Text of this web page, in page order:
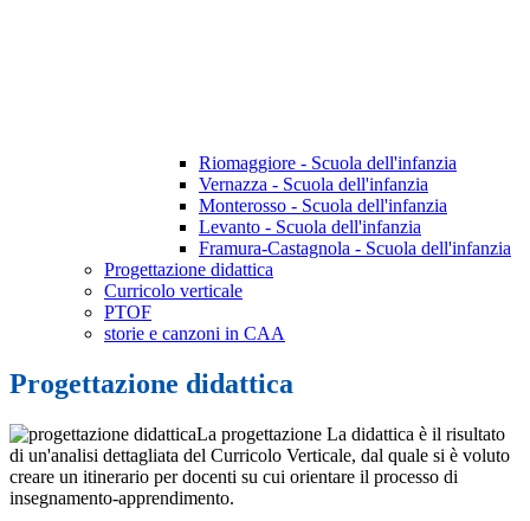
Riomaggiore - Scuola dell'infanzia
Vernazza - Scuola dell'infanzia
Monterosso - Scuola dell'infanzia
Levanto - Scuola dell'infanzia
Framura-Castagnola - Scuola dell'infanzia
Progettazione didattica
Curricolo verticale
PTOF
storie e canzoni in CAA
Progettazione didattica
La progettazione La didattica è il risultato
di un'analisi dettagliata del Curricolo Verticale, dal quale si è voluto
creare un itinerario per docenti su cui orientare il processo di
insegnamento-apprendimento.